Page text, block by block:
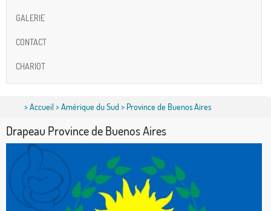
GALERIE
CONTACT
CHARIOT
>Accueil>Amérique du Sud > Province de Buenos Aires
Drapeau Province de Buenos Aires